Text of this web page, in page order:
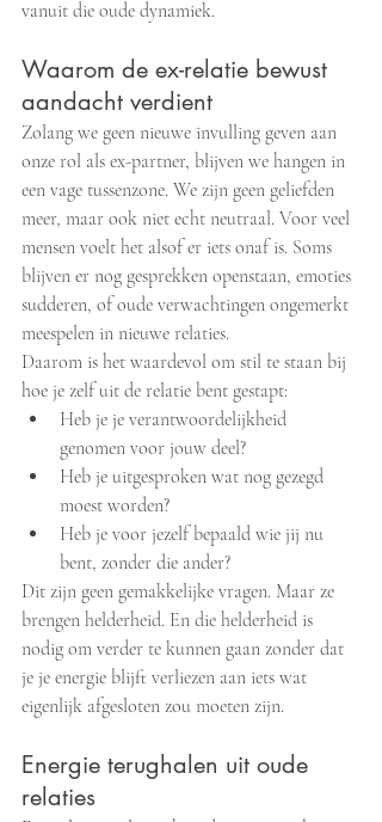
vanuit die oude dynamiek.
Waarom de ex-relatie bewust
aandacht verdient
Zolang we geen nieuwe invulling geven aan
onze rol als ex-partner, blijven we hangen in
een vage tussenzone. We zijn geen geliefden
meer, maar ook niet echt neutraal. Voor veel
mensen voelt het alsof er iets onaf is. Soms
blijven er nog gesprekken openstaan, emoties
sudderen, of oude verwachtingen ongemerkt
meespelen in nieuwe relaties.
Daarom is het waardevol om stil te staan bij
hoe je zelf uit de relatie bent gestapt:
Heb je je verantwoordelijkheid
genomen voor jouw deel?
Heb je uitgesproken wat nog gezegd
moest worden?
Heb je voor jezelf bepaald wie jij nu
bent, zonder die ander?
Dit zijn geen gemakkelijke vragen. Maar ze
brengen helderheid. En die helderheid is
nodig om verder te kunnen gaan zonder dat
je je energie blijft verliezen aan iets wat
eigenlijk afgesloten zou moeten zijn.
Energie terughalen uit oude
relaties